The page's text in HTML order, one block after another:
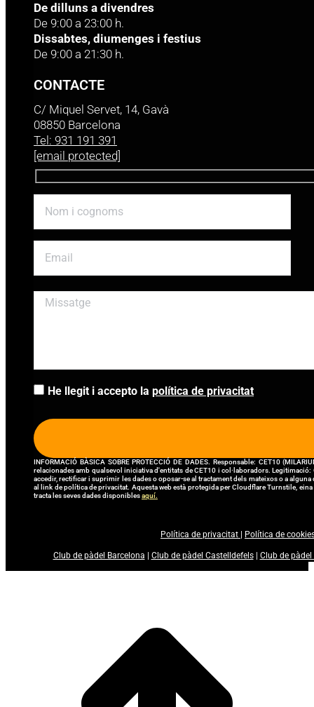
De dilluns a divendres
De 9:00 a 23:00 h.
Dissabtes, diumenges i festius
De 9:00 a 21:30 h.
CONTACTE
C/ Miquel Servet, 14, Gavà
08850 Barcelona
Tel: 931 191 391
[email protected]
He llegit i accepto la política de privacitat
INFORMACIÓ BÀSICA SOBRE PROTECCIÓ DE DADES. Responsable: CET10
relacionades amb qualsevol iniciativa d'entitats de CET10 i col·laboradors.
accedir, rectificar i suprimir les dades o oposar-se al tractament dels mateixos o a
al link de política de privacitat. Aquesta web està protegida per Cloudflare Turnstile,
tracta les seves dades disponiblesaquí.
Política de privacitat | Política de
Club de pàdel Barcelona | Club de pàdel Castelldefels| Club de